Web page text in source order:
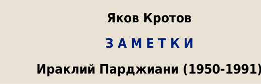
Яков Кротов
З А М Е Т К И
Ираклий Парджиани (1950-